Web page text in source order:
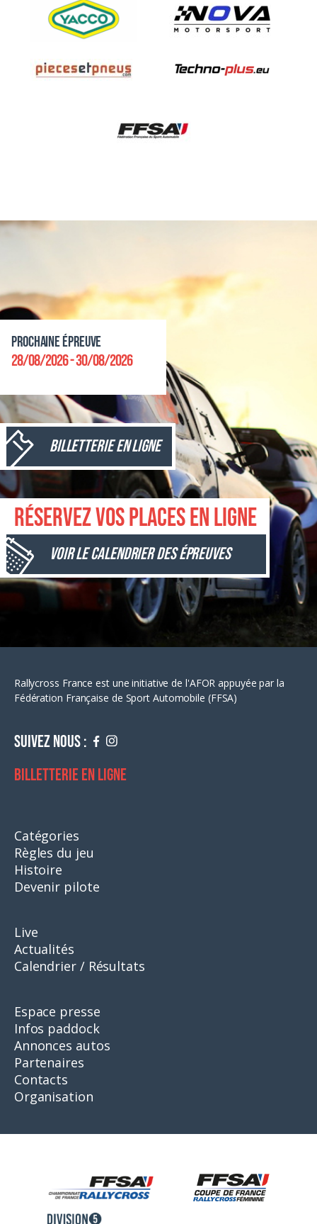
Prochaine épreuve
28/08/2026 - 30/08/2026
Billetterie en ligne
Réservez vos places en ligne
Voir le calendrier des épreuves
Rallycross France est une initiative de l'AFOR appuyée par la
Fédération Française de Sport Automobile (FFSA)
Suivez nous :
Billetterie en ligne
Catégories
Règles du jeu
Histoire
Devenir pilote
Live
Actualités
Calendrier / Résultats
Espace presse
Infos paddock
Annonces autos
Partenaires
Contacts
Organisation